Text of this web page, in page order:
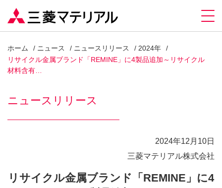
ホーム ニュース ニュースリリース
2024年
リサイクル金属ブランド「REMINE」に4製品追加～リサイクル
材料含有…
ニュースリリース
2024年12月10日
三菱マテリアル株式会社
リサイクル金属ブランド「REMINE」に4